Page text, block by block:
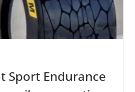
Sport Endurance